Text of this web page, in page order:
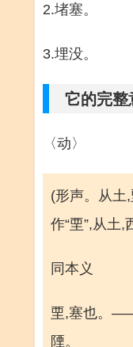
2.堵塞。
3.埋没。
它的完整
〈动〉
(形声。从土
作“垔”,从土,
同本义
垔,塞也。
陻。